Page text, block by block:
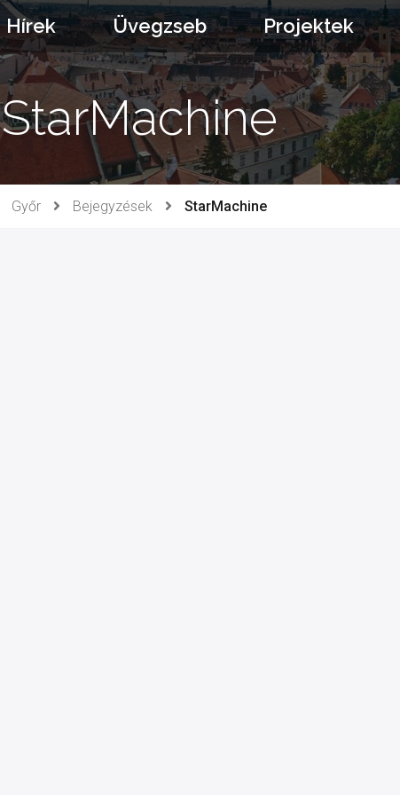
Hírek Üvegzseb Projektek
StarMachine
Győr Bejegyzések StarMachine